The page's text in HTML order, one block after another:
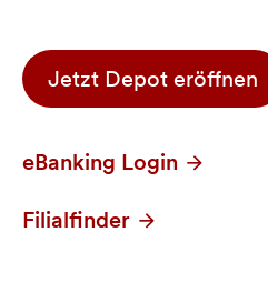
Jetzt Depot eröffnen
eBanking Login
Filialfinder